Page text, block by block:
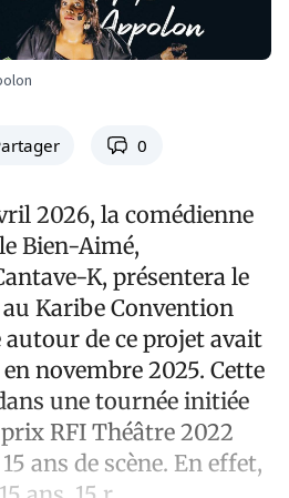
0
2026, la comédienne
Bien-Aimé,
K, présentera le
Karibe Convention
autour de ce projet avait
novembre 2025. Cette
une tournée initiée
RFI Théâtre 2022
ans de scène. En effet,